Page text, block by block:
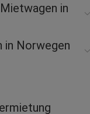
in
in Norwegen